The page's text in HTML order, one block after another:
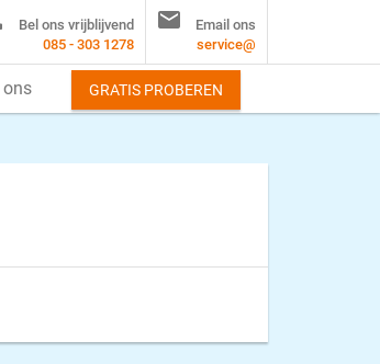
Bel ons vrijblijvend
085 - 303 1278

Email ons
service@
ons GRATIS PROBEREN